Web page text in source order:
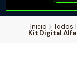
Inicio Todos
Kit Digital